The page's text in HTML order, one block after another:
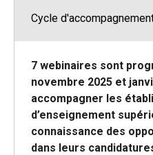
Cycle
7 webinaires sont
novembre 2025 et
accompagner les
d’enseignement
connaissance des
dans leurs